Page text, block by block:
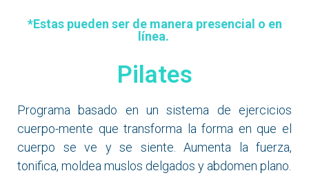
*Estas pueden ser de manera presencial o en
línea.
Pilates
Programa basado en un sistema de ejercicios
cuerpo-mente que transforma la forma en que el
cuerpo se ve y se siente. Aumenta la fuerza,
tonifica, moldea muslos delgados y abdomen plano.